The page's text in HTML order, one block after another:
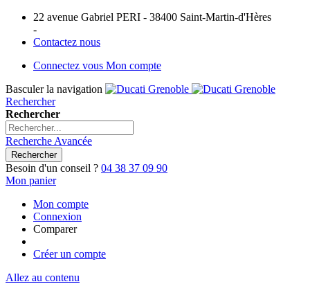
22 avenue Gabriel PERI - 38400 Saint-Martin-d'Hères
-
Contactez nous
Connectez vous Mon compte
Basculer la navigation
Rechercher
Rechercher
Recherche Avancée
Rechercher
Besoin d'un conseil ? 04 38 37 09 90
Mon panier
Mon compte
Connexion
Comparer
Créer un compte
Allez au contenu